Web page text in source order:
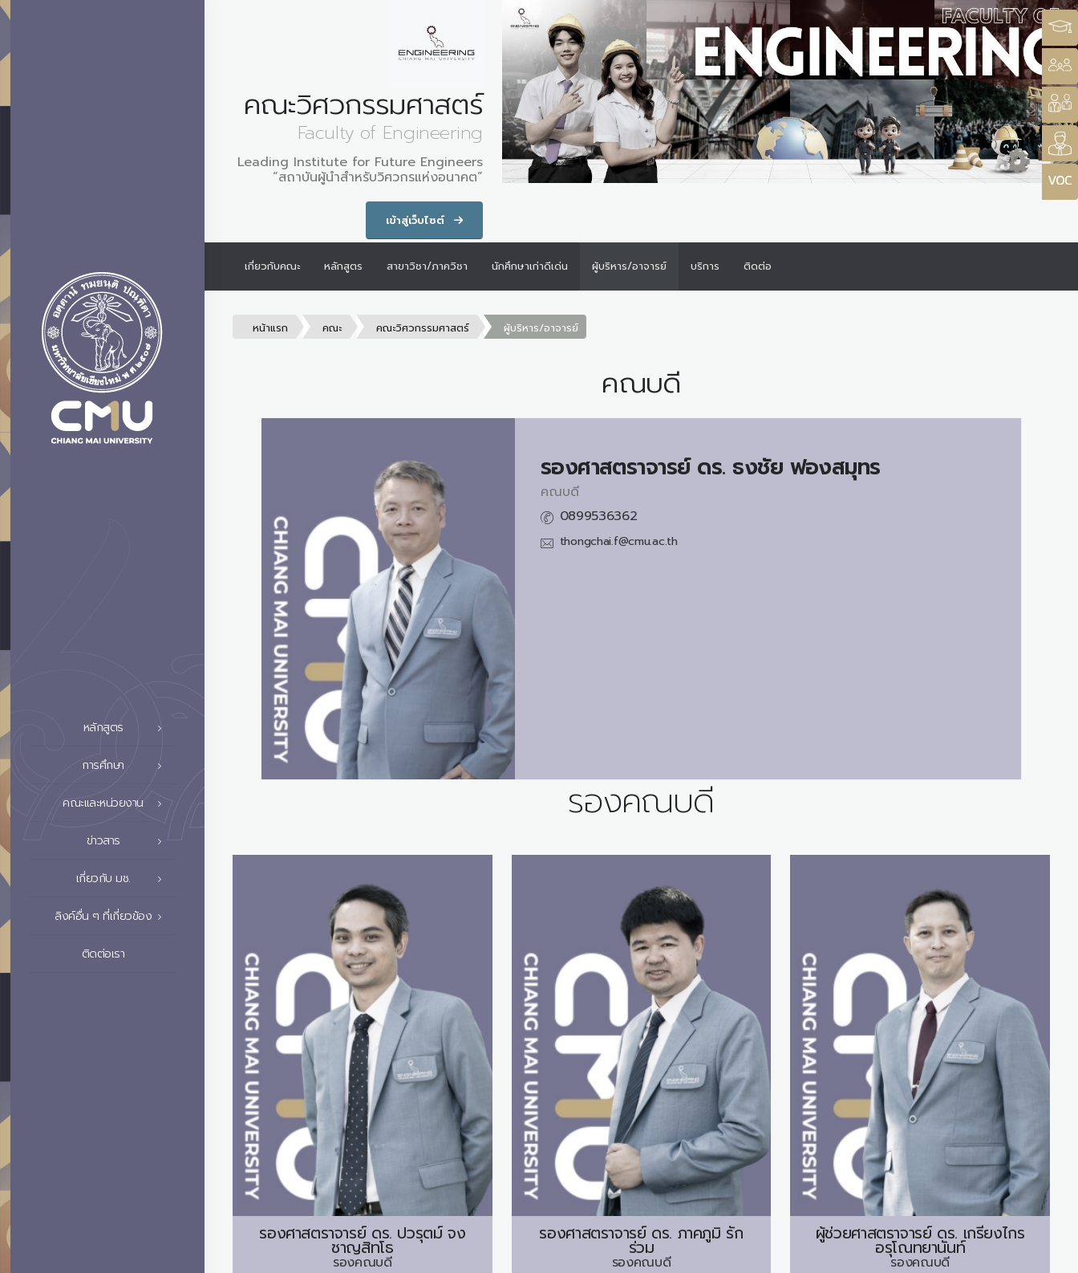
หลักสูตร
การศึกษา
คณะและหน่วยงาน
ข่าวสาร
เกี่ยวกับ มช.
ลิงค์อื่น ๆ ที่เกี่ยวข้อง
ติดต่อเรา
คณะวิศวกรรมศาสตร์
Faculty of Engineering
Leading Institute for Future Engineers
“สถาบันผู้นำสำหรับวิศวกรแห่งอนาคต”
เข้าสู่เว็บไซต์
เกี่ยวกับคณะ หลักสูตร สาขาวิชา/ภาควิชา นักศึกษาเก่าดีเด่น ผู้บริหาร/อาจารย์ บริการ ติดต่อ
หน้าแรก คณะ คณะวิศวกรรมศาสตร์ ผู้บริหาร/อาจารย์
คณบดี
รองศาสตราจารย์ ดร. ธงชัย ฟองสมุทร
คณบดี
0899536362
thongchai.f@cmu.ac.th
รองคณบดี
รองศาสตราจารย์ ดร. ปวรุตม์ จง
ชาญสิทโธ
รองคณบดี
รองศาสตราจารย์ ดร. ภาคภูมิ รัก
ร่วม
รองคณบดี
ผู้ช่วยศาสตราจารย์ ดร. เกรียงไกร
อรุโณทยานันท์
รองคณบดี